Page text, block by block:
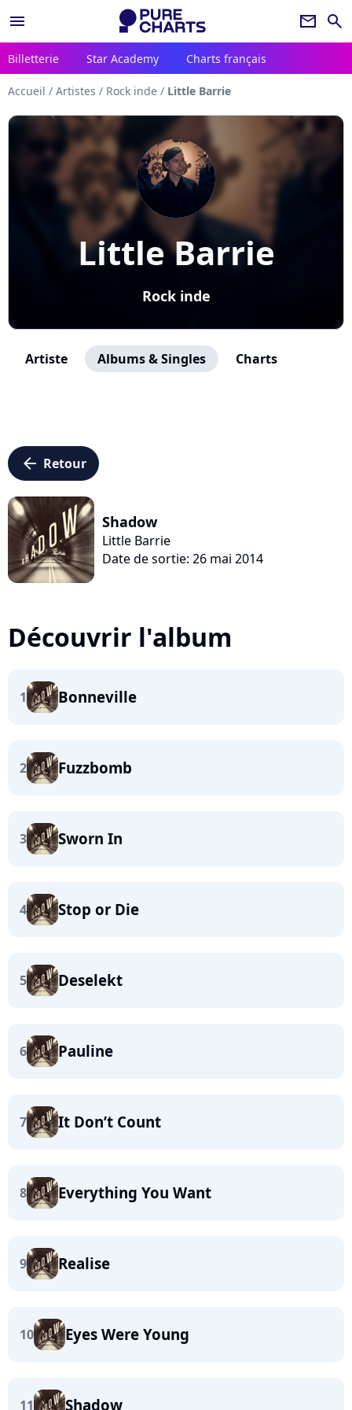
menu newsletter search
Billetterie Star Academy Charts français
Accueil / Artistes / Rock inde / Little Barrie
Little Barrie
Rock inde
Artiste Albums & Singles Charts
arrow_left Retour
Shadow
Little Barrie
Date de sortie: 26 mai 2014
Découvrir l'album
1 Bonneville
2 Fuzzbomb
3 Sworn In
4 Stop or Die
5 Deselekt
6 Pauline
7 It Don’t Count
8 Everything You Want
9 Realise
10 Eyes Were Young
11 Shadow